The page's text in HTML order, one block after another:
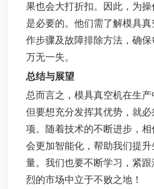
果也会大打折扣。因此，为操
是必要的。他们需了解模具
作步骤及故障排除方法，确保
万无一失。
总结与展望
总而言之，模具真空机在生产
但要想充分发挥其优势，就
项。随着技术的不断进步，
会更加智能化，帮助我们提
量。我们也要不断学习，紧
烈的市场中立于不败之地！